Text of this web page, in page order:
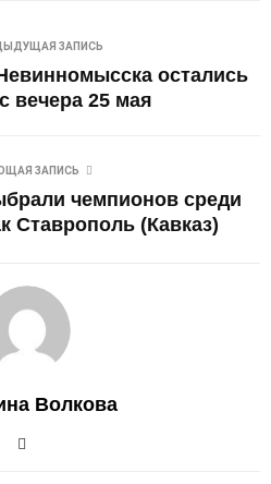
ЗАПИСЬ
остались
вечера 25 мая
ЗАПИСЬ
чемпионов среди
Ставрополь (Кавказ)
Волкова